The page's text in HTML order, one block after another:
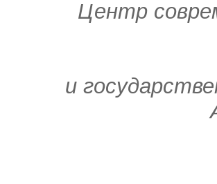
Центр
и